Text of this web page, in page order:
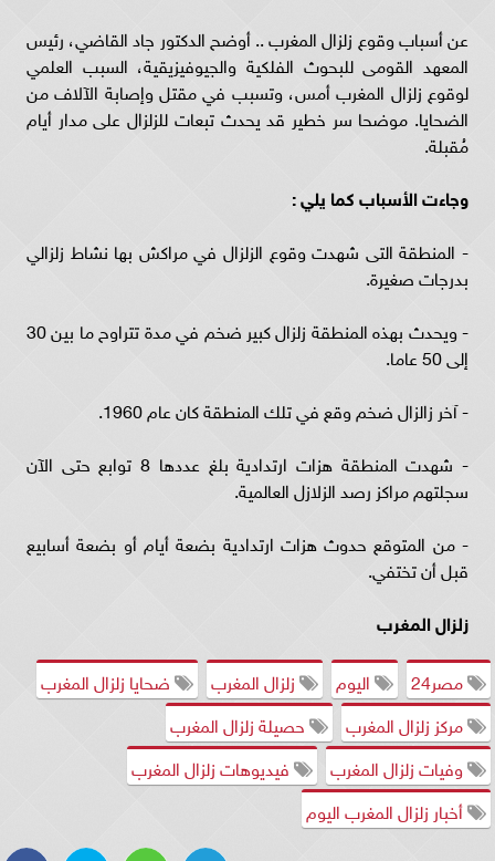
عن أسباب وقوع زلزال المغرب .. أوضح الدكتور جاد القاضي، رئيس
المعهد القومى للبحوث الفلكية والجيوفيزيقية، السبب العلمي
لوقوع زلزال المغرب أمس، وتسبب في مقتل وإصابة الآلاف من
الضحايا. موضحا سر خطير قد يحدث تبعات للزلزال على مدار أيام
مُقبلة.
وجاءت الأسباب كما يلي :
- المنطقة التى شهدت وقوع الزلزال في مراكش بها نشاط زلزالي
بدرجات صغيرة.
- ويحدث بهذه المنطقة زلزال كبير ضخم في مدة تتراوح ما بين 30
إلى 50 عاما.
- آخر زالزال ضخم وقع في تلك المنطقة كان عام 1960.
- شهدت المنطقة هزات ارتدادية بلغ عددها 8 توابع حتى الآن
سجلتهم مراكز رصد الزلازل العالمية.
- من المتوقع حدوث هزات ارتدادية بضعة أيام أو بضعة أسابيع
قبل أن تختفي.
زلزال المغرب
مصر24 اليوم زلزال المغرب
ضحايا زلزال المغرب
مركز زلزال المغرب
حصيلة زلزال المغرب
وفيات زلزال المغرب
فيديوهات زلزال المغرب
أخبار زلزال المغرب اليوم